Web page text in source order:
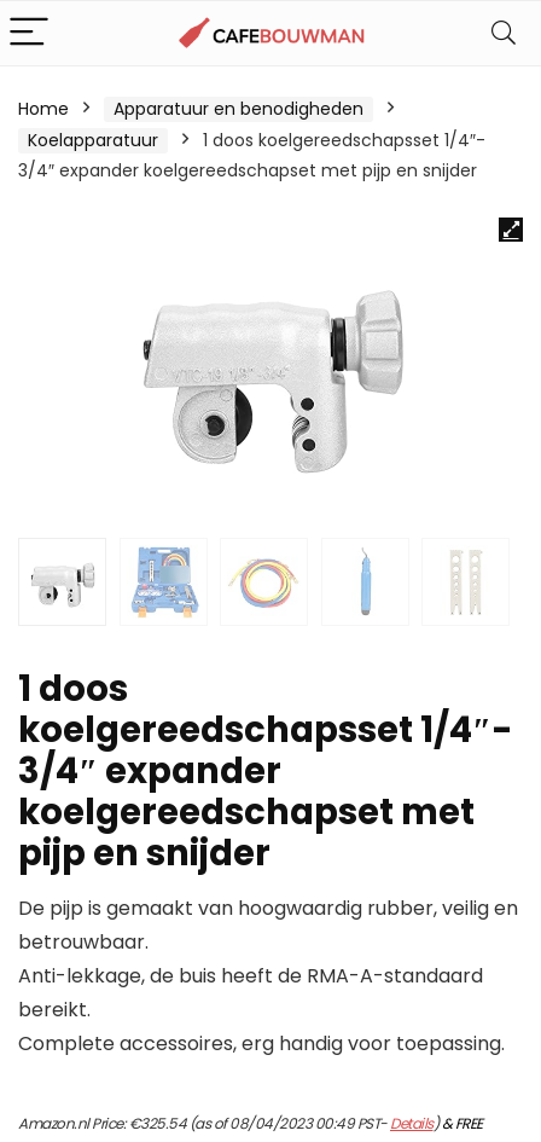
Home
Apparatuur en benodigheden
Koelapparatuur
1 doos koelgereedschapsset 1/4″-
3/4″ expander koelgereedschapset met pijp en snijder
1 doos
koelgereedschapsset 1/4″-
3/4″ expander
koelgereedschapset met
pijp en snijder
De pijp is gemaakt van hoogwaardig rubber, veilig en
betrouwbaar.
Anti-lekkage, de buis heeft de RMA-A-standaard
bereikt.
Complete accessoires, erg handig voor toepassing.
Amazon.nl Price:€325.54(as of 08/04/2023 00:49 PST-Details)&FREE